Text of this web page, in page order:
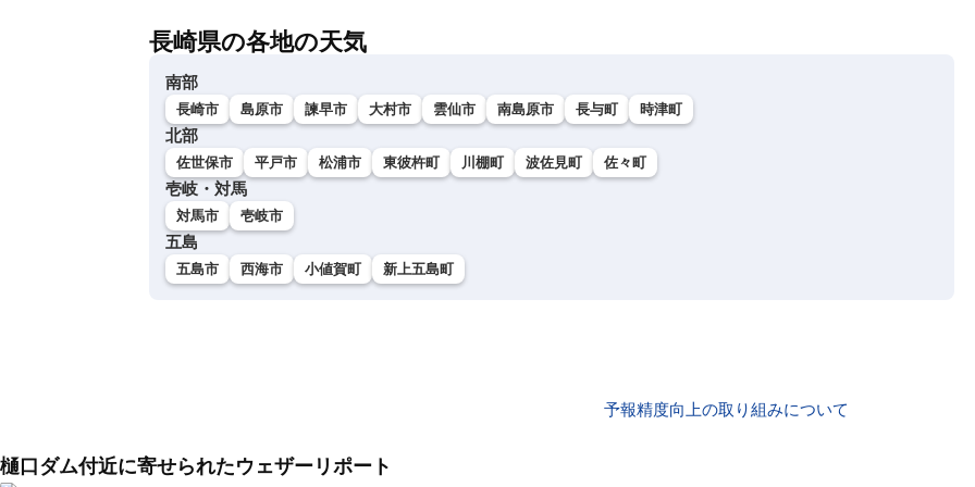
長崎県の各地の天気
南部
長崎市 島原市 諫早市 大村市 雲仙市 南島原市 長与町 時津町
北部
佐世保市 平戸市 松浦市 東彼杵町 川棚町 波佐見町 佐々町
壱岐・対馬
対馬市 壱岐市
五島
五島市 西海市 小値賀町 新上五島町
予報精度向上の取り組みについて
樋口ダム付近に寄せられたウェザーリポート